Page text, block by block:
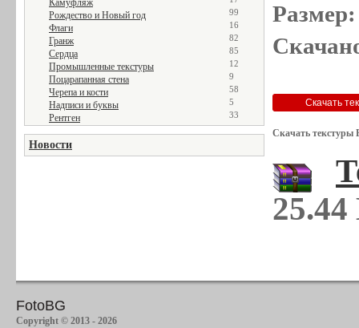
Камуфляж
Рождество и Новый год 99
Флаги 16
Гранж 82
Сердца 85
Промышленные текстуры 12
Поцарапанная стена 9
Черепа и кости 58
Надписи и буквы 5
Рентген 33
Новости
Скачать текстуры
FotoBG
Copyright © 2013 - 2026